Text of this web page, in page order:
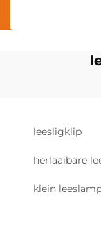
leesligklip
herlaaibare
klein